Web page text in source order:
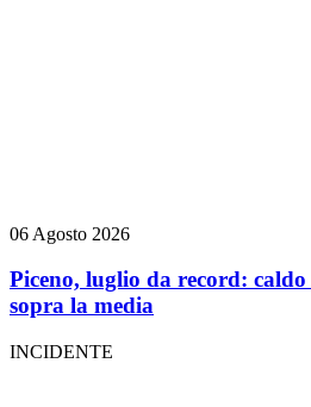
06 Agosto 2026
Piceno, luglio da record: caldo
sopra la media
INCIDENTE